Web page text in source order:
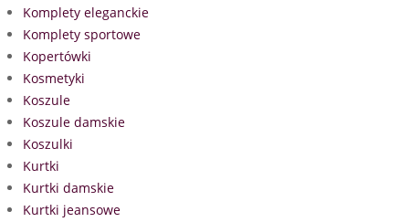
Komplety eleganckie
Komplety sportowe
Kopertówki
Kosmetyki
Koszule
Koszule damskie
Koszulki
Kurtki
Kurtki damskie
Kurtki jeansowe